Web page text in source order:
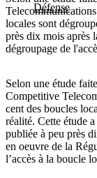
Défense
locales sont
près dix mois après
dégroupage de
Selon une étude
Competitive
cent des boucles
réalité. Cette étude a
publiée à peu près
en oeuvre de la
l’accès à la boucle